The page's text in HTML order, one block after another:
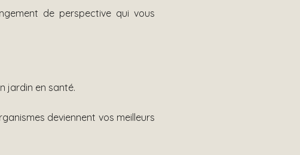
de perspective qui vous
jardin en santé.
deviennent vos meilleurs